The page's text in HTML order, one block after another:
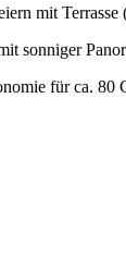
mit
sonniger
für ca.